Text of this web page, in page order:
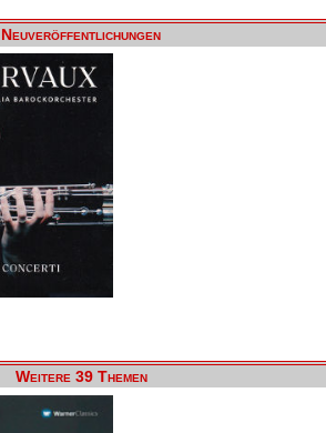
Neuveröffentlichungen
Weitere 39 Themen